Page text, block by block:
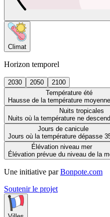
Climat
Horizon temporel
2030 2050
2100
Température été
Hausse de la température
Nuits tropicales
Nuits où la température ne
Jours de canicule
Jours où la température dépasse
Élévation niveau mer
Élévation prévue du niveau de la
Une initiative par Bonpote.com
Soutenir le projet